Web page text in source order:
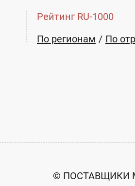
Рейтинг RU-1000
По регионам
По
© ПОСТАВЩИКИ